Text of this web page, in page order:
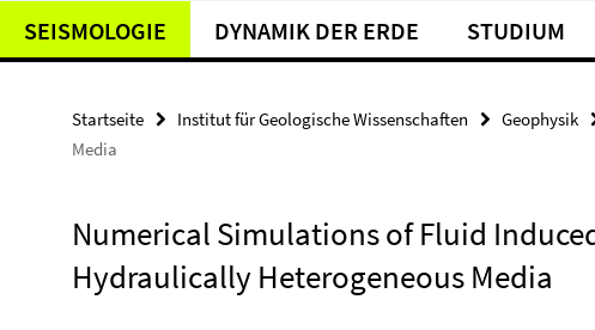
SEISMOLOGIE DYNAMIK DER ERDE STUDIUM
Startseite Institut für Geologische Wissenschaften Geophysik
Media
Numerical Simulations of Fluid
Hydraulically Heterogeneous Media